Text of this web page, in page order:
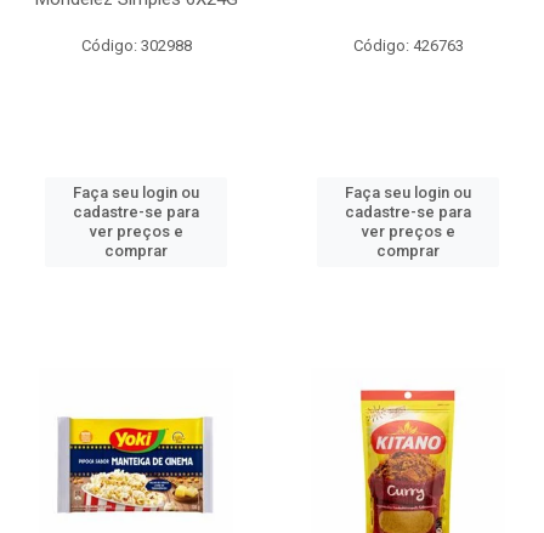
Código: 302988
Faça seu login ou
cadastre-se para
ver preços e
comprar
Código: 426763
Faça seu login ou
cadastre-se para
ver preços e
comprar